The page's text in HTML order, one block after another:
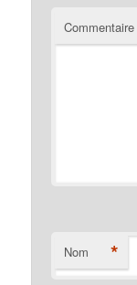
Commentaire
Nom *